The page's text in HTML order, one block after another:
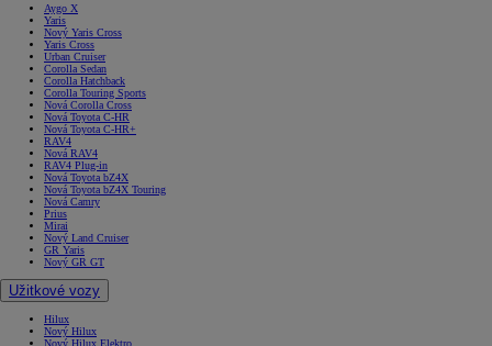
Aygo X
Yaris
Nový Yaris Cross
Yaris Cross
Urban Cruiser
Corolla Sedan
Corolla Hatchback
Corolla Touring Sports
Nová Corolla Cross
Nová Toyota C-HR
Nová Toyota C-HR+
RAV4
Nová RAV4
RAV4 Plug-in
Nová Toyota bZ4X
Nová Toyota bZ4X Touring
Nová Camry
Prius
Mirai
Nový Land Cruiser
GR Yaris
Nový GR GT
Užitkové vozy
Hilux
Nový Hilux
Nový Hilux Elektro